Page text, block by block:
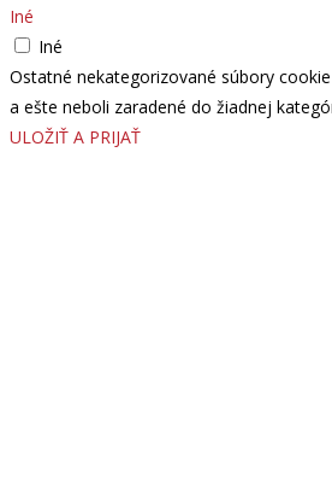
Iné
Iné
Ostatné nekategorizované súbory
a ešte neboli zaradené do žiadnej
ULOŽIŤ A PRIJAŤ